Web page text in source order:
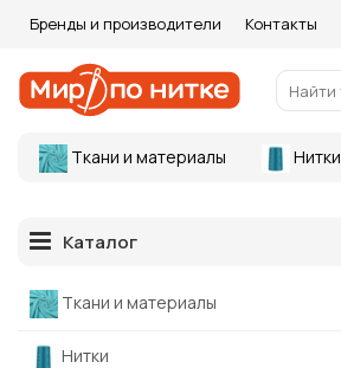
Бренды и производители Контакты
Ткани и материалы Нитки
Каталог
Ткани и материалы
Нитки